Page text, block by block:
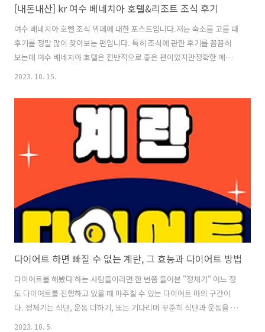
[내돈내산] kr 여수 베네치아 호텔&리조트 조식 후기
여수 베네치아 호텔 조식 뷔페에 대한 포스트입니다.저는 숙소를 고를 때
후기를 정말 많이 찾아보는 편입니다. 특히 조식에 관한 후기를 꼼꼼히
보는데 여수 베네치아 호텔은 전반적으로 좋은 편이었지만정확한 메뉴
소개는 없어 직접 소개하게 되었습니다. 먼저 식당에 들어가자마자 왼쪽
분들을 위해 준비한 호텔 측의 배려가 느껴졌습니다. 사진에는 없지만 우
유부스 왼쪽에는 구워져 있는 와플과 딸기크림치즈가 있었습니다.와플
은 조금 차가워 토스트기에 가져가 살짝 데워서 먹었고 딸기크림치즈 기
대하지 않고 먹었는데 기대이상이었습니다. 우유의 바로 맞은편에 있어
에스프레소를 내리고 바로 라테를 만들어 먹을 수 있습니다. 저는 두유를
넣어 쏘이라테를 만들..
2023. 10. 15.
다이어트 하면 빠질 수 없는 계란, 그 효능과 다이어트 방법
다이어트를 해봤다 하는 사람들이라면 한 번쯤 들어본 "정체기" 어느 정
도 다이어트를 진행하고 있을 때 마주칠 수 있는 다이어트 마의 구간이
다. 정체기는 식단, 운동 더하기, 또는 기다리며 꾸준히 식단과 운동을 병
행하면 자연히 풀릴 수도 있다. 그중 오늘은 식단으로 정체기 뚫는 방법
2023. 10. 5.